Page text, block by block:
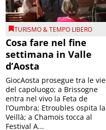
TURISMO & TEMPO LIBERO
Cosa fare nel fine
settimana in Valle
d’Aosta
GiocAosta prosegue tra le vie
del capoluogo; a Brissogne
entra nel vivo la Feta de
l’Oumbra; Etroubles ospita la
Veillà; a Chamois tocca al
Festival A...